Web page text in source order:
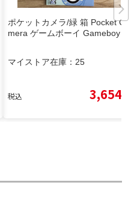
ポケットカメラ/緑 箱 Pocket Ca
mera ゲームボーイ Gameboy
マイストア在庫： 25
税込 3,654